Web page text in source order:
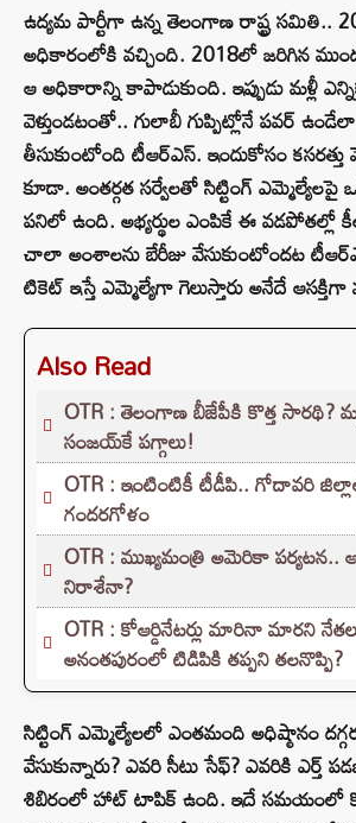
ఉద్యమ పార్టీగా ఉన్న తెలంగాణ రాష్ట్ర
అధికారంలోకి వచ్చింది. 2018లో జరిగిన
ఆ అధికారాన్ని కాపాడుకుంది. ఇప్పుడు మళ్లీ
వెళ్తుండటంతో.. గులాబీ గుప్పిట్లోనే పవర్‌ ఉండేలా
తీసుకుంటోంది టీఆర్ఎస్‌. ఇందుకోసం
కూడా. అంతర్గత సర్వేలతో సిట్టింగ్‌ ఎమ్మెల్యేలపై
పనిలో ఉంది. అభ్యర్థుల ఎంపికే ఈ
చాలా అంశాలను బేరీజు వేసుకుంటోందట
టికెట్‌ ఇస్తే ఎమ్మెల్యేగా గెలుస్తారు అనేదే
Also Read
OTR : తెలంగాణ బీజేపీకి కొత్త సారథి?
సంజయ్‌కే పగ్గాలు!
OTR : ఇంటింటికీ టీడీపి.. గోదావరి
గందరగోళం
OTR : ముఖ్యమంత్రి అమెరికా పర్యటన..
నిరాశేనా?
OTR : కోఆర్డినేటర్లు మారినా మారని
అనంతపురంలో టిడిపికి తప్పని తలనొప్పి?
సిట్టింగ్‌ ఎమ్మెల్యేలలో ఎంతమంది అధిష్ఠానం
వేసుకున్నారు? ఎవరి సీటు సేఫ్‌? ఎవరికి ఎర్త్‌
శిబిరంలో హాట్ టాపిక్‌ ఉంది. ఇదే సమయంలో